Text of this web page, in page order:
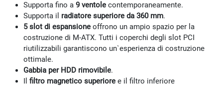
Supporta fino a 9 ventole contemporaneamente.
Supporta il radiatore superiore da 360 mm.
5 slot di espansione offrono un ampio spazio per la
costruzione di M-ATX. Tutti i coperchi degli slot PCI
riutilizzabili garantiscono un`esperienza di costruzione
ottimale.
Gabbia per HDD rimovibile.
Il filtro magnetico superiore e il filtro inferiore